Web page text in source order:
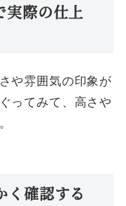
実際の仕上
や雰囲気の印象が
ってみて、高さや
く確認する